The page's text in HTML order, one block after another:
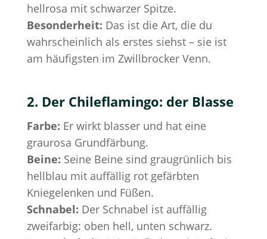
hellrosa mit schwarzer Spitze.
Besonderheit: Das ist die Art, die du
wahrscheinlich als erstes siehst – sie ist
am häufigsten im Zwillbrocker Venn.
2. Der Chileflamingo: der Blasse
Farbe: Er wirkt blasser und hat eine
graurosa Grundfärbung.
Beine: Seine Beine sind graugrünlich bis
hellblau mit auffällig rot gefärbten
Kniegelenken und Füßen.
Schnabel: Der Schnabel ist auffällig
zweifarbig: oben hell, unten schwarz.